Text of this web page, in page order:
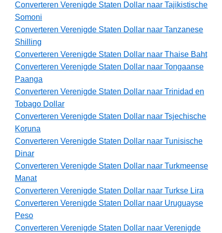
Converteren Verenigde Staten Dollar naar Tajikistische
Somoni
Converteren Verenigde Staten Dollar naar Tanzanese
Shilling
Converteren Verenigde Staten Dollar naar Thaise Baht
Converteren Verenigde Staten Dollar naar Tongaanse
Paanga
Converteren Verenigde Staten Dollar naar Trinidad en
Tobago Dollar
Converteren Verenigde Staten Dollar naar Tsjechische
Koruna
Converteren Verenigde Staten Dollar naar Tunisische
Dinar
Converteren Verenigde Staten Dollar naar Turkmeense
Manat
Converteren Verenigde Staten Dollar naar Turkse Lira
Converteren Verenigde Staten Dollar naar Uruguayse
Peso
Converteren Verenigde Staten Dollar naar Verenigde